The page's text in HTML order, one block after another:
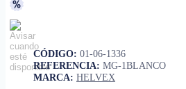
CÓDIGO: 01-06-1336
REFERENCIA: MG-1BLANCO
MARCA: HELVEX